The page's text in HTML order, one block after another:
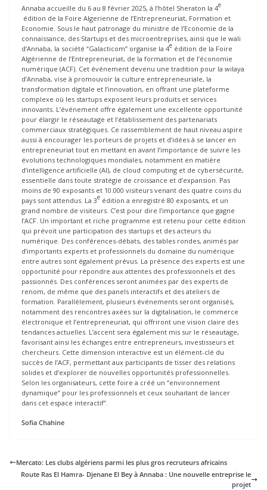
Annaba accueille du 6 au 8 février 2025, à l’hôtel Sheraton la 4e
édition de la Foire Algerienne de l’Entrepreneuriat, Formation et
Economie. Sous le haut patronage du ministre de l’Economie de la
connaissance, des Startups et des microentreprises, ainsi que le wali
d’Annaba, la société ‘’Galacticom’’ organise la 4e édition de la Foire
Algérienne de l’Entrepreneuriat, de la formation et de l’économie
numérique (ACF). Cet événement devenu une tradition pour la wilaya
d’Annaba, vise à promouvoir la culture entrepreneuriale, la
transformation digitale et l’innovation, en offrant une plateforme
complexe où les startups exposent leurs produits et services
innovants. L’événement offre également une excellente opportunité
pour élargir le réseautage et l’établissement des partenariats
commerciaux stratégiques. Ce rassemblement de haut niveau aspire
aussi à encourager les porteurs de projets et d’idées à se lancer en
entrepreneuriat tout en mettant en avant l’importance de suivre les
évolutions technologiques mondiales, notamment en matière
d’intelligence artificielle (AI), de cloud computing et de cybersécurité,
essentielle dans toute stratégie de croissance et d’expansion. Pas
moins de 90 exposants et 10.000 visiteurs venant des quatre coins du
pays sont attendus. La 3e édition a enregistré 80 exposants, et un
grand nombre de visiteurs. C’est pour dire l’importance que gagne
l’ACF. Un important et riche programme est retenu pour cette édition
qui prévoit une participation des startups et des acteurs du
numérique. Des conférences-débats, des tables rondes, animés par
d’importants experts et professionnels du domaine du numérique
entre autres sont également prévus. La présence des experts est une
opportunité pour répondre aux attentes des professionnels et des
passionnés. Des conférences seront animées par des experts de
renom, de même que des panels interactifs et des ateliers de
formation. Parallèlement, plusieurs événements seront organisés,
notamment des rencontres axées sur la digitalisation, le commerce
électronique et l’entrepreneuriat, qui offriront une vision claire des
tendances actuelles. L’accent sera également mis sur le réseautage,
favorisant ainsi les échanges entre entrepreneurs, investisseurs et
chercheurs. Cette dimension interactive est un élément-clé du
succès de l’ACF, permettant aux participants de tisser des relations
solides et d’explorer de nouvelles opportunités professionnelles.
Selon les organisateurs, cette foire a créé un ‘’environnement
dynamique’’ pour les professionnels et ceux souhaitant de lancer
dans cet espace interactif’’.
Sofia Chahine
Mercato: Les clubs algériens parmi les plus gros recruteurs africains
Route Ras El Hamra- Djenane El Bey à Annaba : Une nouvelle entreprise le
projet